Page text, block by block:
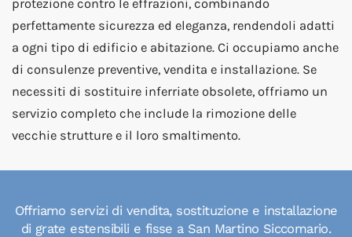
protezione contro le effrazioni, combinando
perfettamente sicurezza ed eleganza, rendendoli adatti
a ogni tipo di edificio e abitazione. Ci occupiamo anche
di consulenze preventive, vendita e installazione. Se
necessiti di sostituire inferriate obsolete, offriamo un
servizio completo che include la rimozione delle
vecchie strutture e il loro smaltimento.
Offriamo servizi di vendita, sostituzione e installazione
di grate estensibili e fisse a San Martino Siccomario.